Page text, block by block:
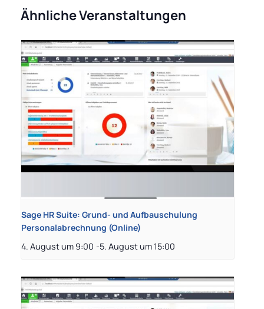
Ähnliche Veranstaltungen
Sage HR Suite: Grund- und Aufbauschulung
Personalabrechnung (Online)
4. August um 9:00 -5. August um 15:00